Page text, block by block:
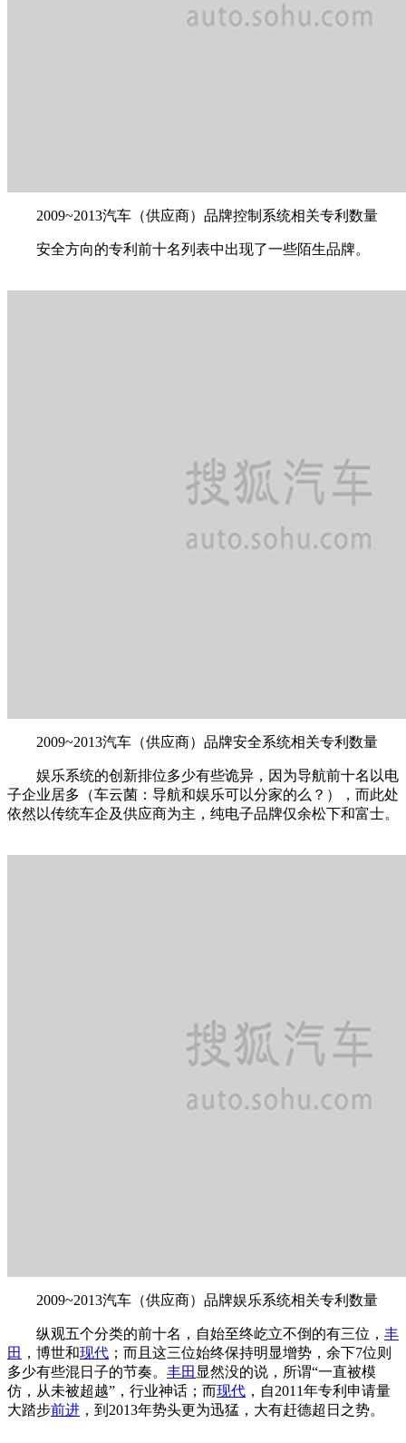
2009~2013汽车（供应商）品牌控制系统相关专利数量
安全方向的专利前十名列表中出现了一些陌生品牌。
2009~2013汽车（供应商）品牌安全系统相关专利数量
娱乐系统的创新排位多少有些诡异，因为导航前十名以电
子企业居多（车云菌：导航和娱乐可以分家的么？），而此处
依然以传统车企及供应商为主，纯电子品牌仅余松下和富士。
2009~2013汽车（供应商）品牌娱乐系统相关专利数量
纵观五个分类的前十名，自始至终屹立不倒的有三位， 丰
田 ，博世和现代 ；而且这三位始终保持明显增势，余下7位则
多少有些混日子的节奏。 丰田 显然没的说，所谓“一直被模
仿，从未被超越”，行业神话；而现代 ，自2011年专利申请量
大踏步前进 ，到2013年势头更为迅猛，大有赶德超日之势。